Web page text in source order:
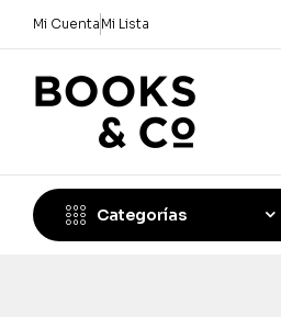
Mi Cuenta Mi Lista
Categorías